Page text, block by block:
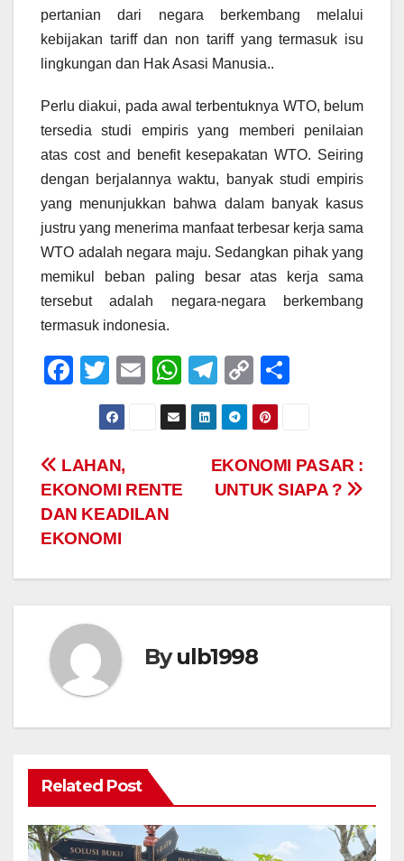
pertanian dari negara berkembang melalui
kebijakan tariff dan non tariff yang termasuk isu
lingkungan dan Hak Asasi Manusia..
Perlu diakui, pada awal terbentuknya WTO, belum
tersedia studi empiris yang memberi penilaian
atas cost and benefit kesepakatan WTO. Seiring
dengan berjalannya waktu, banyak studi empiris
yang menunjukkan bahwa dalam banyak kasus
justru yang menerima manfaat terbesar kerja sama
WTO adalah negara maju. Sedangkan pihak yang
memikul beban paling besar atas kerja sama
tersebut adalah negara-negara berkembang
termasuk indonesia.
F
e
b
o
o
k
T
wi
tt
er
E
m
ail
W
h
at
A
T
el
e
gr
a
C
o
p
y
Li
e
Post
navigation
EKONOMI PASAR :
UNTUK SIAPA ?
LAHAN,
EKONOMI RENTE
DAN KEADILAN
EKONOMI
Byulb1998
Related Post